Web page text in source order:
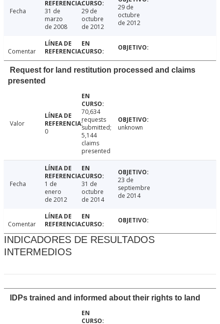
Fecha
31 de
marzo
de 2008
29 de
octubre
de 2012
29 de
octubre
de 2012
Comentar
Request for land restitution processed and claims
presented
Valor
0
70,634
requests
submitted;
5,144
claims
presented
unknown
Fecha
1 de
enero
de 2012
31 de
octubre
de 2014
23 de
septiembre
de 2014
Comentar
INDICADORES DE RESULTADOS
INTERMEDIOS
IDPs trained and informed about their rights to land